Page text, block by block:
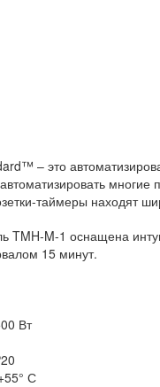
– это
таймеры находят
TMH-M-1 оснащена
15 минут.
Вт
С